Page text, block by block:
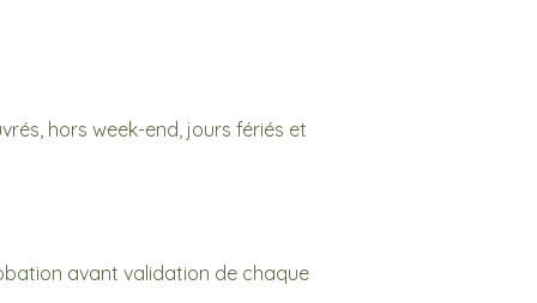
hors week-end, jours fériés et
avant validation de chaque